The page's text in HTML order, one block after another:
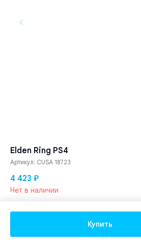
Купить
Elden Ring PS4
Артикул: CUSA 18723
4 423 ₽
Нет в наличии